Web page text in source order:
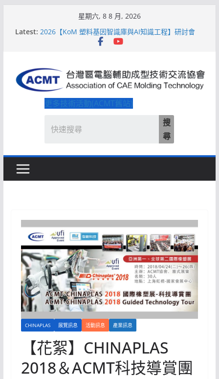
星期六, 8 8 月, 2026
Latest: 2026【QoM 射出成型高品質穩定生產】研討會
2026【KoM 塑料基因智識庫與AI知識工程】研討會
解密 AIoM 模塑智造！系列研討會於2026台北國際模
具展重磅登場
ACMT打造「Smart Molding 模塑智造平台」主題館
更多技術活動(ACMT舊站)
搜
尋
CHINAPLAS 展覽訊息 活動訊息 產業訊息
【花絮】CHINAPLAS
2018＆ACMT科技導賞團